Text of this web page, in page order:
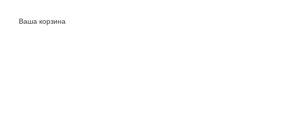
Ваша корзина